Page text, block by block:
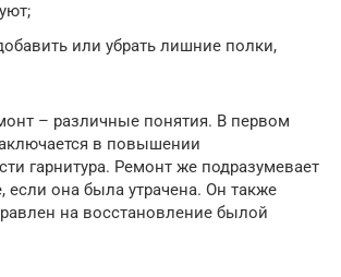
или убрать лишние полки,
– различные понятия. В первом
в повышении
гарнитура. Ремонт же подразумевает
если она была утрачена. Он также
на восстановление былой